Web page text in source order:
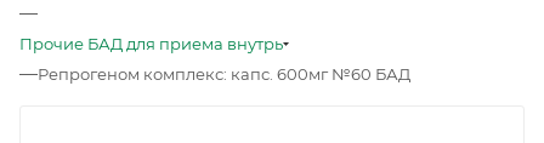
—
Прочие БАД для приема внутрь
—Репрогеном комплекс: капс. 600мг №60 БАД